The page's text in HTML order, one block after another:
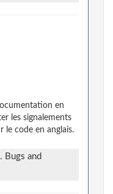
en
les signalements
le code en anglais.
Bugs and